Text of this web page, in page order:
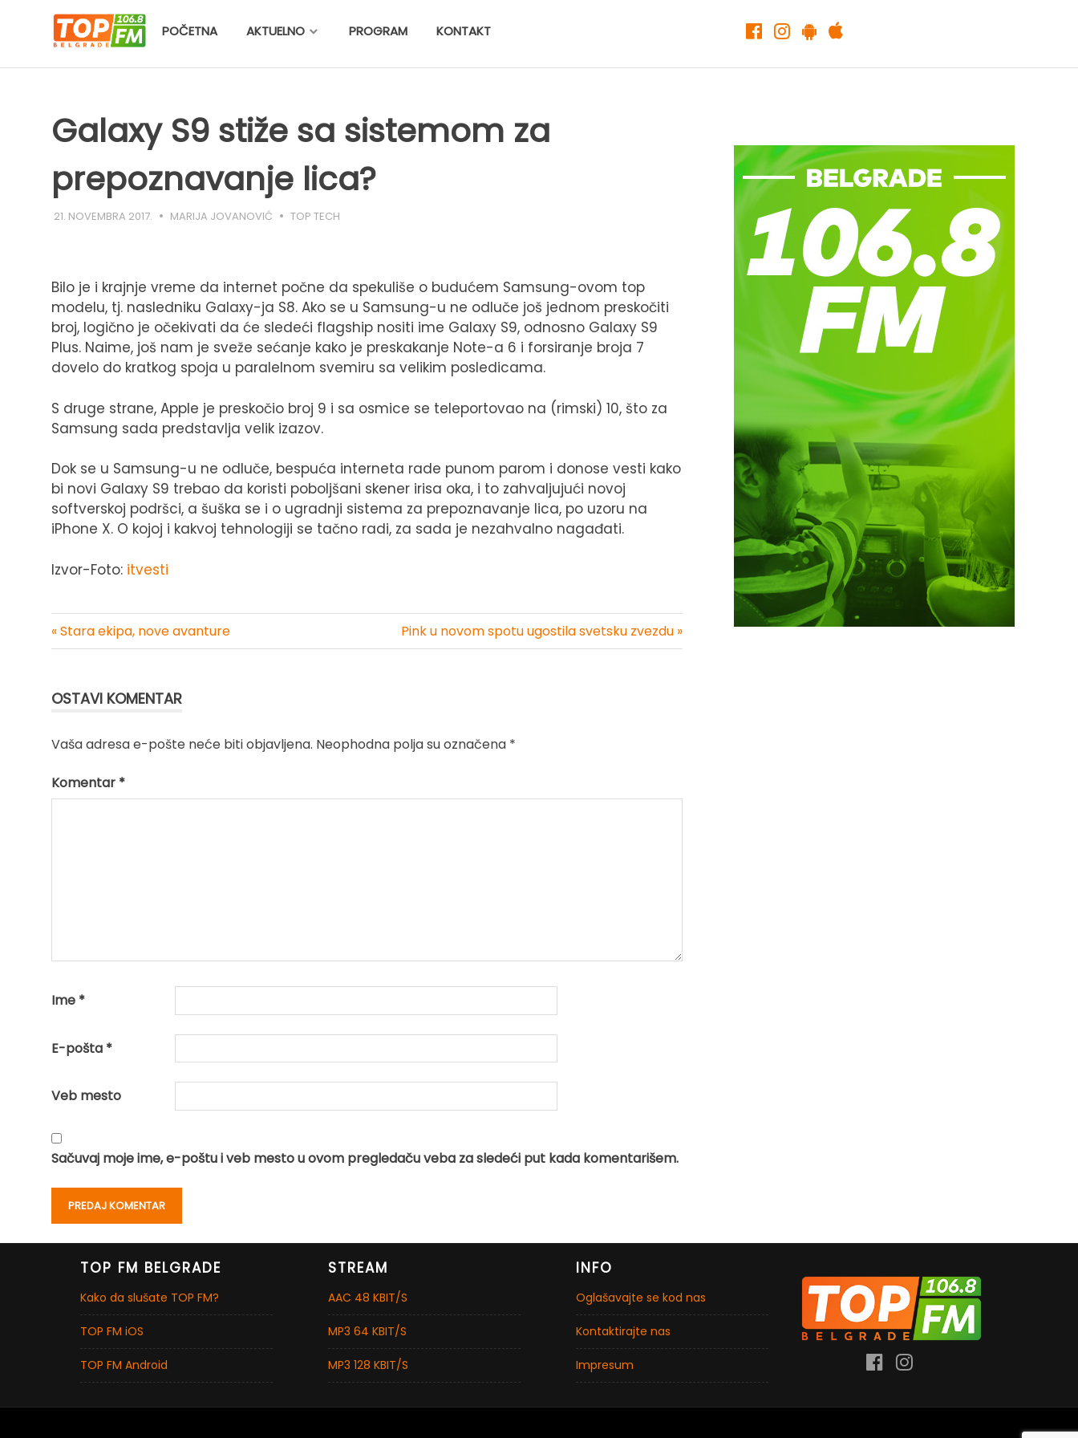
POČETNA AKTUELNO PROGRAM KONTAKT
Galaxy S9 stiže sa sistemom za
prepoznavanje lica?
21. NOVEMBRA 2017. MARIJA JOVANOVIĆ TOP TECH
Bilo je i krajnje vreme da internet počne da spekuliše o budućem Samsung-ovom top
modelu, tj. nasledniku Galaxy-ja S8. Ako se u Samsung-u ne odluče još jednom preskočiti
broj, logično je očekivati da će sledeći flagship nositi ime Galaxy S9, odnosno Galaxy S9
Plus. Naime, još nam je sveže sećanje kako je preskakanje Note-a 6 i forsiranje broja 7
dovelo do kratkog spoja u paralelnom svemiru sa velikim posledicama.
S druge strane, Apple je preskočio broj 9 i sa osmice se teleportovao na (rimski) 10, što za
Samsung sada predstavlja velik izazov.
Dok se u Samsung-u ne odluče, bespuća interneta rade punom parom i donose vesti kako
bi novi Galaxy S9 trebao da koristi poboljšani skener irisa oka, i to zahvaljujući novoj
softverskoj podršci, a šuška se i o ugradnji sistema za prepoznavanje lica, po uzoru na
iPhone X. O kojoj i kakvoj tehnologiji se tačno radi, za sada je nezahvalno nagađati.
Izvor-Foto: itvesti
Kretanje
« Stara ekipa, nove avanture Pink u novom spotu ugostila svetsku zvezdu »
OSTAVI KOMENTAR
Vaša adresa e-pošte neće biti objavljena. Neophodna polja su označena *
Komentar *
Ime *
E-pošta *
Veb mesto
Sačuvaj moje ime, e-poštu i veb mesto u ovom pregledaču veba za sledeći put kada komentarišem.
TOP FM BELGRADE
Kako da slušate TOP FM?
TOP FM iOS
TOP FM Android
STREAM
AAC 48 KBIT/S
MP3 64 KBIT/S
MP3 128 KBIT/S
INFO
Oglašavajte se kod nas
Kontaktirajte nas
Impresum